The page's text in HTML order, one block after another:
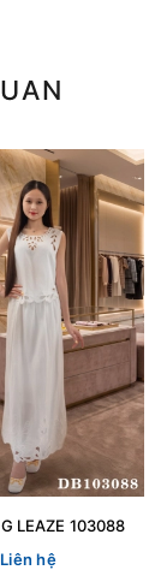
LEAZE 103088
Liên hệ